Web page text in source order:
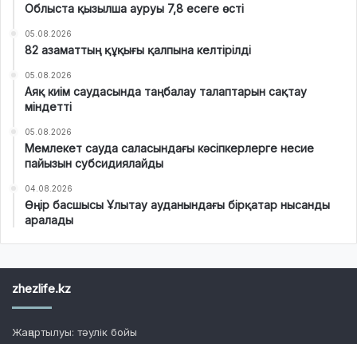
Облыста қызылша ауруы 7,8 есеге өсті
05.08.2026
82 азаматтың құқығы қалпына келтірілді
05.08.2026
Аяқ киім саудасында таңбалау талаптарын сақтау
міндетті
05.08.2026
Мемлекет сауда саласындағы кәсіпкерлерге несие
пайызын субсидиялайды
04.08.2026
Өңір басшысы Ұлытау ауданындағы бірқатар нысанды
аралады
zhezlife.kz
Жаңартылуы: тәулік бойы